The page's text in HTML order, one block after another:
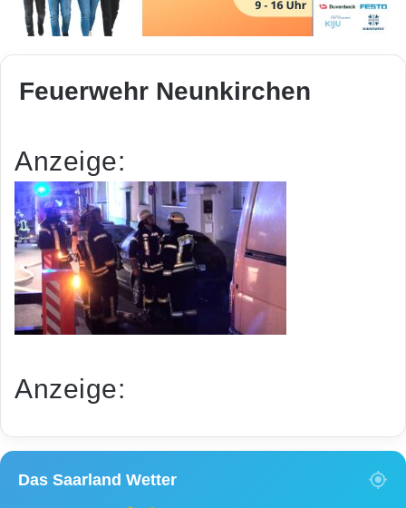
Feuerwehr Neunkirchen
Anzeige:
Anzeige:
Das Saarland Wetter